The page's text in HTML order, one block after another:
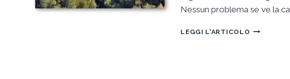
Nessun problema se ve la
LEGGI L'ARTICOLO PICCOLO